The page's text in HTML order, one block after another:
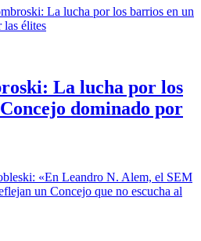
La lucha por los
dominado por